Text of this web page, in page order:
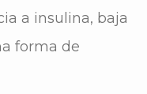
a insulina, baja
forma de